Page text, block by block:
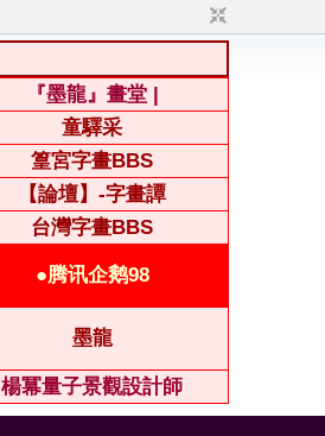
『墨龍』畫堂 |
童驛采
篁宮字畫BBS
【論壇】-字畫譚
台灣字畫BBS
●腾讯企鹅98
墨龍
楊冪量子景觀設計師